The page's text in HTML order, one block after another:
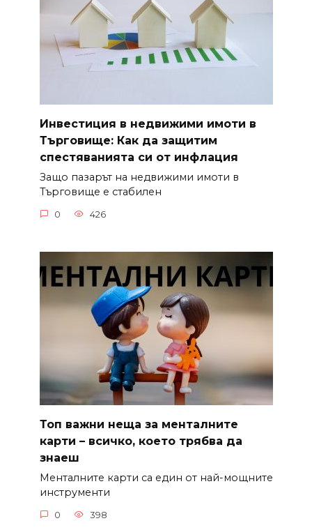
Инвестиция в недвижими имоти в
Търговище: Как да защитим
спестяванията си от инфлация
Защо пазарът на недвижими имоти в
Търговище е стабилен
0 426
Топ важни неща за менталните
карти – всичко, което трябва да
знаеш
Менталните карти са един от най-мощните
инструменти
0 398